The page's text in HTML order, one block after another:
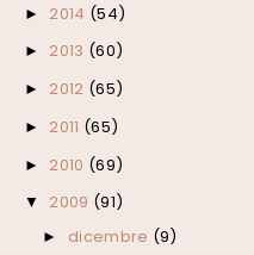
► 2014 (54)
► 2013 (60)
► 2012 (65)
► 2011 (65)
► 2010 (69)
▼ 2009 (91)
► dicembre (9)